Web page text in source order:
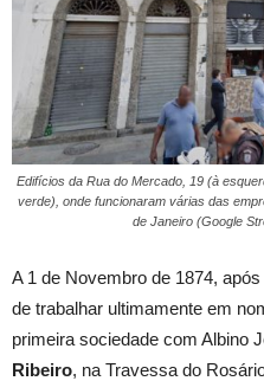
Edifícios da Rua do Mercado, 19 (à
verde), onde funcionaram várias das
de Janeiro (Google
A 1 de Novembro de 1874,
de trabalhar ultimamente em
primeira sociedade com Albino
Ribeiro, na Travessa do